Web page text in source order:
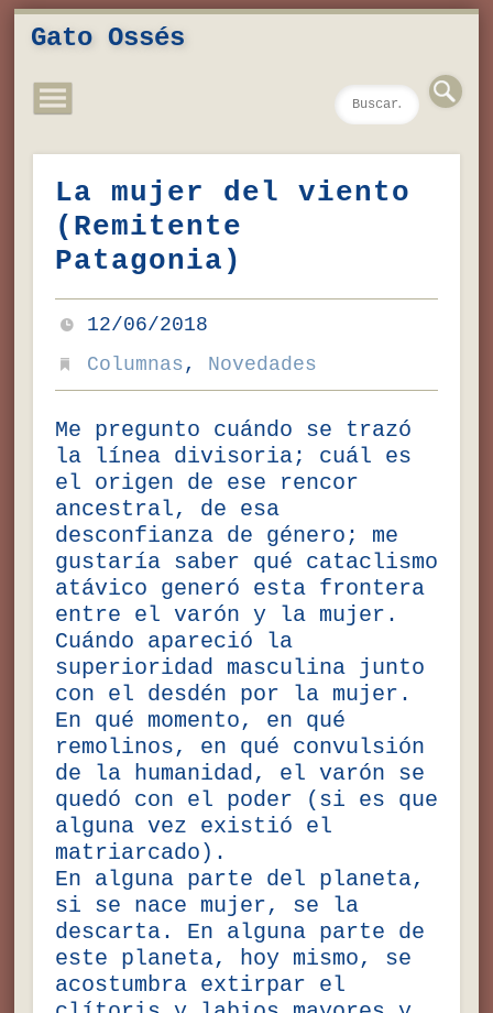
Gato Ossés
La mujer del viento
(Remitente
Patagonia)
12/06/2018
Columnas , Novedades
Me pregunto cuándo se trazó
la línea divisoria; cuál es
el origen de ese rencor
ancestral, de esa
desconfianza de género; me
gustaría saber qué cataclismo
atávico generó esta frontera
entre el varón y la mujer.
Cuándo apareció la
superioridad masculina junto
con el desdén por la mujer.
En qué momento, en qué
remolinos, en qué convulsión
de la humanidad, el varón se
quedó con el poder (si es que
alguna vez existió el
matriarcado).
En alguna parte del planeta,
si se nace mujer, se la
descarta. En alguna parte de
este planeta, hoy mismo, se
acostumbra extirpar el